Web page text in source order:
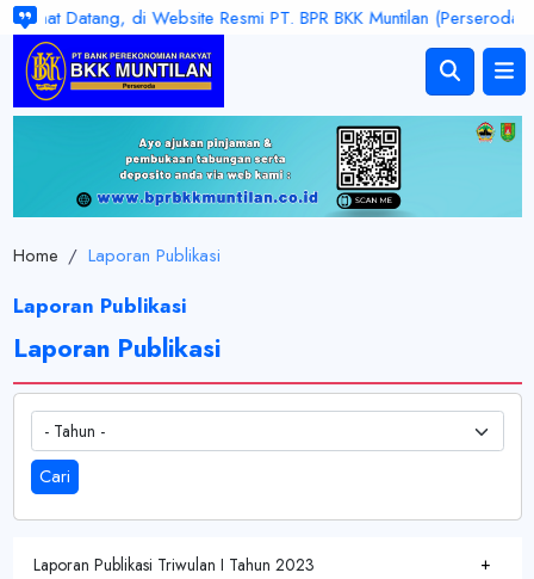
Datang, di Website Resmi PT. BPR BKK Muntilan
Laporan Publikasi
Home / Laporan Publikasi
Laporan Publikasi
- Tahun -
Cari
Laporan Publikasi Triwulan I Tahun 2023